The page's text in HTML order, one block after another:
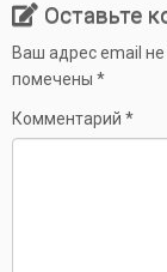
Оставьте
Ваш адрес email не
помечены *
Комментарий *